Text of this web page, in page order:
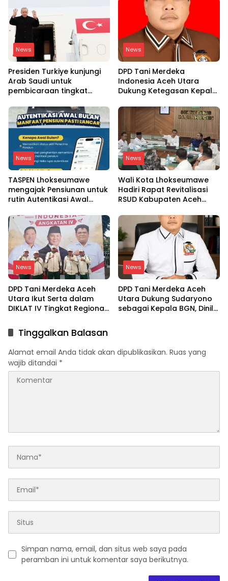
News
Presiden Turkiye kunjungi
Arab Saudi untuk
pembicaraan tingkat
mahkota Saudi dan PM
Pakistan
News
DPD Tani Merdeka
Indonesia Aceh Utara
Dukung Ketegasan Kepala
SPPG
News
TASPEN Lhokseumawe
mengajak Pensiunan untuk
rutin Autentikasi Awal
Pensiun tetap Lancar
News
Wali Kota Lhokseumawe
Hadiri Rapat Revitalisasi
RSUD Kabupaten Aceh
Kepemilikan RSU Cut
Meutia
News
DPD Tani Merdeka Aceh
Utara Ikut Serta dalam
DIKLAT IV Tingkat Regional
News
DPD Tani Merdeka Aceh
Utara Dukung Sudaryono
sebagai Kepala BGN, Dinilai
Tinggalkan Balasan
Alamat email Anda tidak akan dipublikasikan. Ruas yang
wajib ditandai *
Simpan nama, email, dan situs web saya pada
peramban ini untuk komentar saya berikutnya.